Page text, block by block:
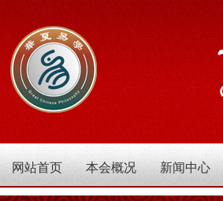
网站首页 本会概况 新闻中心